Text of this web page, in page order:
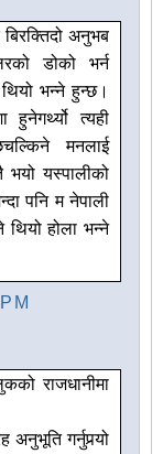
बिरक्तिदो अनुभब
डोको भर्न
भन्ने हुन्छ।
त्यही
मनलाई
यस्पालीको
पनि म नेपाली
होला भन्ने
राजधानीमा
अनुभूति गर्नुपर्‍यो